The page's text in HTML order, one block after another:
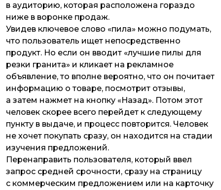
в аудиторию, которая расположена гораздо
ниже в воронке продаж.
Увидев ключевое слово «пила» можно подумать,
что пользователь ищет непосредственно
продукт. Но если он вводит «лучшие пилы для
резки гранита» и кликает на рекламное
объявление, то вполне вероятно, что он почитает
информацию о товаре, посмотрит отзывы,
а затем нажмет на кнопку «Назад». Потом этот
человек скорее всего перейдет к следующему
пункту в выдаче, и процесс повторится. Человек
не хочет покупать сразу, он находится на стадии
изучения предложений.
Перенаправить пользователя, который ввел
запрос средней срочности, сразу на страницу
с коммерческим предложением или на карточку